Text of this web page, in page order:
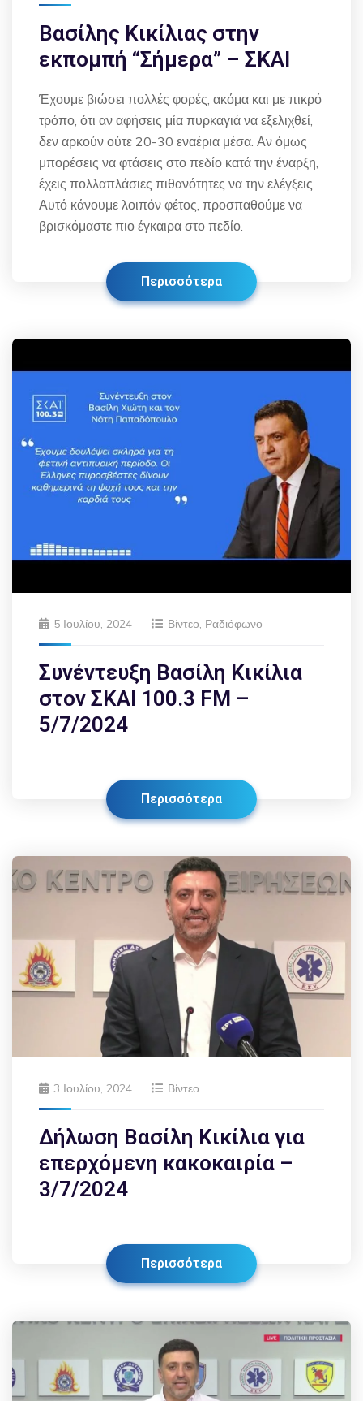
Βασίλης Κικίλιας στην
εκπομπή “Σήμερα” – ΣΚΑΙ
Έχουμε βιώσει πολλές φορές, ακόμα και με πικρό
τρόπο, ότι αν αφήσεις μία πυρκαγιά να εξελιχθεί,
δεν αρκούν ούτε 20-30 εναέρια μέσα. Αν όμως
μπορέσεις να φτάσεις στο πεδίο κατά την έναρξη,
έχεις πολλαπλάσιες πιθανότητες να την ελέγξεις.
Αυτό κάνουμε λοιπόν φέτος, προσπαθούμε να
βρισκόμαστε πιο έγκαιρα στο πεδίο.
Περισσότερα
5 Ιουλίου, 2024 Βίντεο, Ραδιόφωνο
Συνέντευξη Βασίλη Κικίλια
στον ΣΚΑΙ 100.3 FM –
5/7/2024
Περισσότερα
3 Ιουλίου, 2024 Βίντεο
Δήλωση Βασίλη Κικίλια για
επερχόμενη κακοκαιρία –
3/7/2024
Περισσότερα